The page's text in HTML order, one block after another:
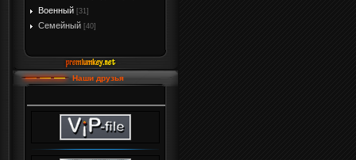
Военный [31]
Семейный [40]
Наши друзья